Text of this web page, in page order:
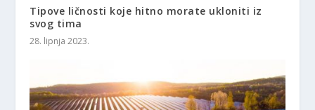
Tipove ličnosti koje hitno morate ukloniti iz
svog tima
28. lipnja 2023.